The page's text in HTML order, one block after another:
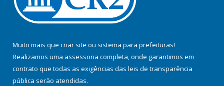
Muito mais que criar site ou sistema para prefeituras!
Realizamos uma assessoria completa, onde garantimos em
contrato que todas as exigências das leis de transparência
pública serão atendidas.